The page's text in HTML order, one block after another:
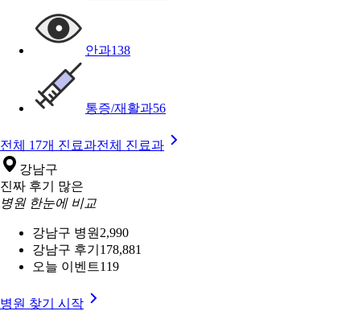
안과138
통증/재활과56
전체 17개 진료과전체 진료과
강남구
진짜 후기 많은
병원 한눈에 비교
강남구 병원 2,990
강남구 후기 178,881
오늘 이벤트119
병원 찾기 시작